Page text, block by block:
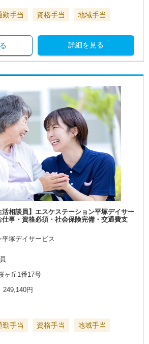
勤手当 資格手当 地域手当
詳細を見る
活相談員】エスケステーション平塚デイサー
仕事・資格必須・社会保険完備・交通費支
塚デイサービス
ヶ丘1番17号
249,140円
勤手当 資格手当 地域手当